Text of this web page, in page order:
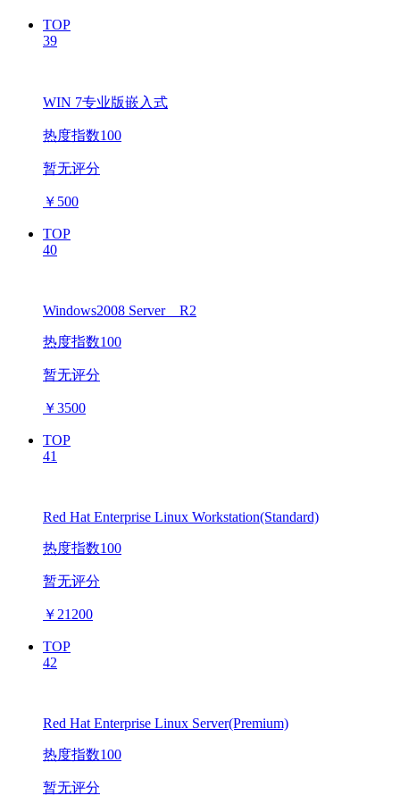
TOP
39
WIN 7专业版嵌入式
热度指数100
暂无评分
￥ 500
TOP
40
Windows2008 Server R2
热度指数100
暂无评分
￥3500
TOP
41
Red Hat Enterprise Linux Workstation(Standard)
热度指数100
暂无评分
￥ 21200
TOP
42
Red Hat Enterprise Linux Server(Premium)
热度指数100
暂无评分